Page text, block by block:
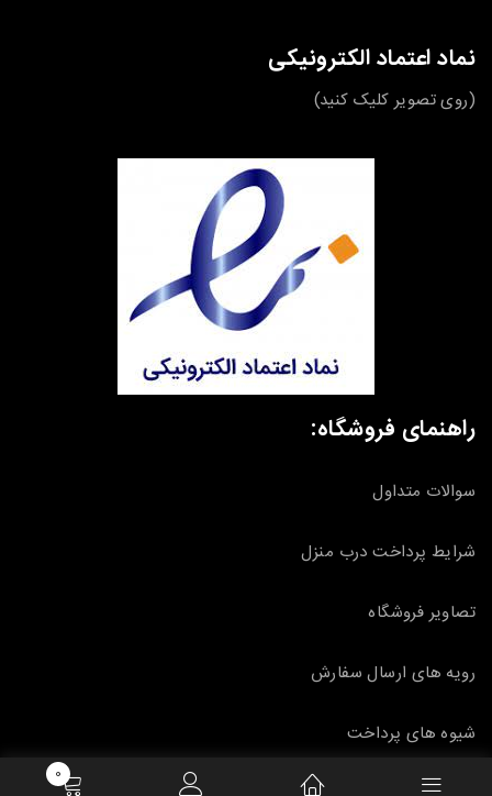
نماد اعتماد الکترونیکی
(روی تصویر کلیک کنید)
راهنمای فروشگاه:
سوالات متداول
شرایط پرداخت درب منزل
تصاویر فروشگاه
رویه های ارسال سفارش
شیوه های پرداخت
0